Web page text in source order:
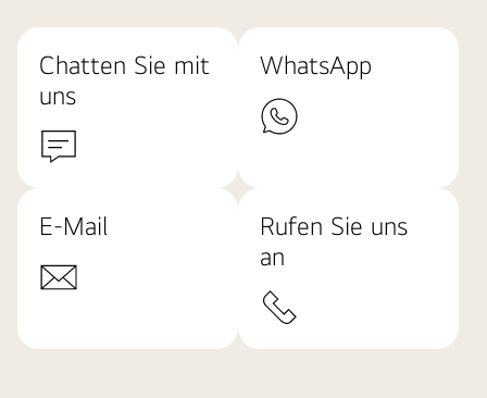
Chatten Sie mit
uns
WhatsApp
E-Mail
Rufen Sie uns
an